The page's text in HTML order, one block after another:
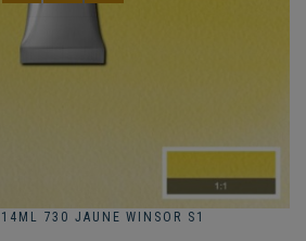
730 JAUNE WINSOR S1